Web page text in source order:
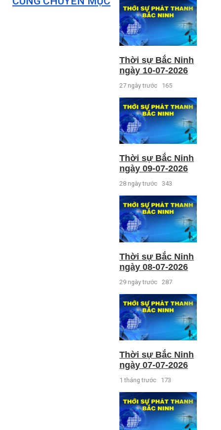
Thời sự Bắc Ninh
ngày 10-07-2026
27 ngày trước 165
Thời sự Bắc Ninh
ngày 09-07-2026
28 ngày trước 343
Thời sự Bắc Ninh
ngày 08-07-2026
29 ngày trước 287
Thời sự Bắc Ninh
ngày 07-07-2026
1 tháng trước 173